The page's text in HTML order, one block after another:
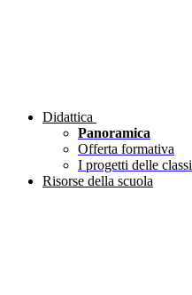
Didattica
Panoramica
Offerta formativa
I progetti delle classi
Risorse della scuola